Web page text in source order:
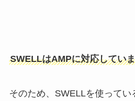
SWELLはAMPに対応してい
そのため、SWELLを使って